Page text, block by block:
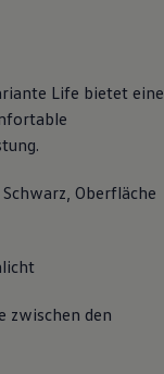
und Radio
Life bietet eine
Oberfläche
zwischen den